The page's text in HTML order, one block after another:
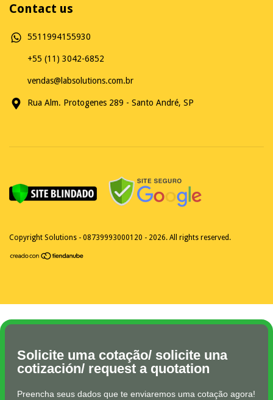
Contact us
5511994155930
+55 (11) 3042-6852
vendas@labsolutions.com.br
Rua Alm. Protogenes 289 - Santo André, SP
Copyright Solutions - 08739993000120 - 2026. All rights reserved.
Solicite uma cotação/ solicite una
cotización/ request a quotation
Preencha seus dados que te enviaremos uma cotação agora!